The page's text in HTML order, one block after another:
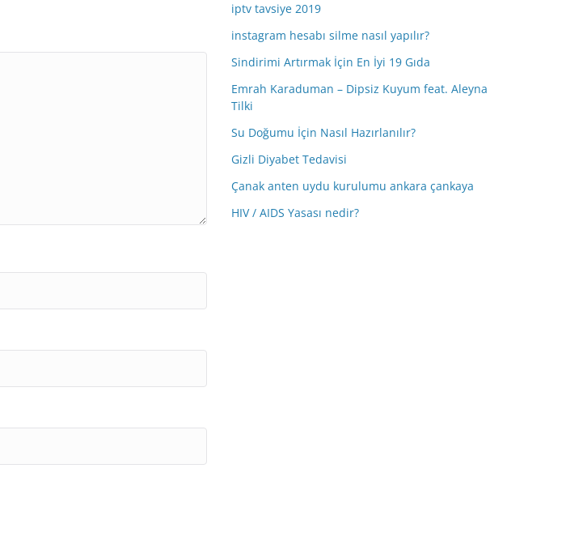
iptv tavsiye 2019
instagram hesabı silme nasıl yapılır?
Sindirimi Artırmak İçin En İyi 19 Gıda
Emrah Karaduman – Dipsiz Kuyum feat. Aleyna
Tilki
Su Doğumu İçin Nasıl Hazırlanılır?
Gizli Diyabet Tedavisi
Çanak anten uydu kurulumu ankara çankaya
HIV / AIDS Yasası nedir?